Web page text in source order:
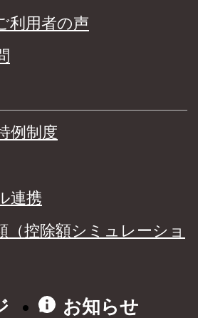
利用者の声
例制度
連携
（控除額シミュレーショ
お知らせ